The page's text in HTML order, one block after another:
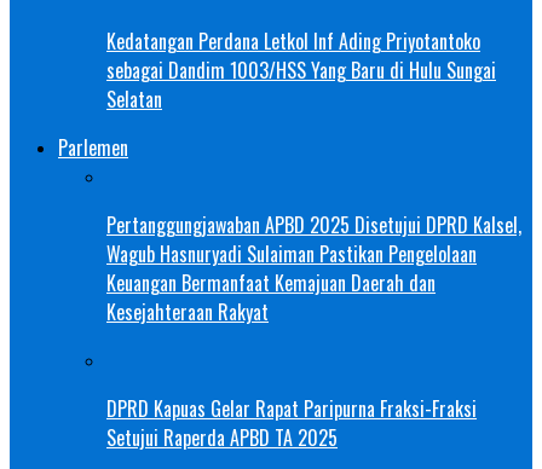
Kedatangan Perdana Letkol Inf Ading Priyotantoko
sebagai Dandim 1003/HSS Yang Baru di Hulu Sungai
Selatan
Parlemen
Pertanggungjawaban APBD 2025 Disetujui DPRD Kalsel,
Wagub Hasnuryadi Sulaiman Pastikan Pengelolaan
Keuangan Bermanfaat Kemajuan Daerah dan
Kesejahteraan Rakyat
DPRD Kapuas Gelar Rapat Paripurna Fraksi-Fraksi
Setujui Raperda APBD TA 2025